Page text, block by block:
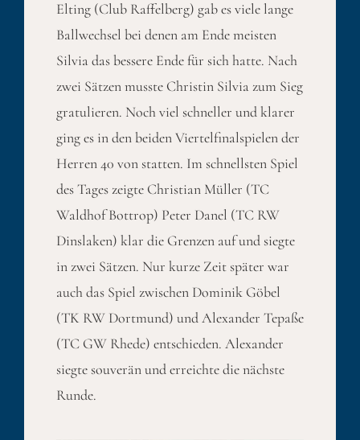
Elting (Club Raffelberg) gab es viele lange
Ballwechsel bei denen am Ende meisten
Silvia das bessere Ende für sich hatte. Nach
zwei Sätzen musste Christin Silvia zum Sieg
gratulieren. Noch viel schneller und klarer
ging es in den beiden Viertelfinalspielen der
Herren 40 von statten. Im schnellsten Spiel
des Tages zeigte Christian Müller (TC
Waldhof Bottrop) Peter Danel (TC RW
Dinslaken) klar die Grenzen auf und siegte
in zwei Sätzen. Nur kurze Zeit später war
auch das Spiel zwischen Dominik Göbel
(TK RW Dortmund) und Alexander Tepaße
(TC GW Rhede) entschieden. Alexander
siegte souverän und erreichte die nächste
Runde.